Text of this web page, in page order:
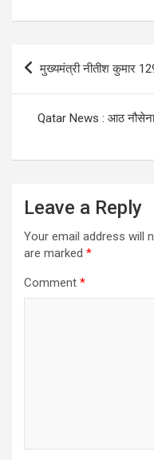
Post
navigation
मुख्यमंत्री नीतीश कुमार
Qatar News : आठ नौसेना
Leave a Reply
Your email address will
are marked *
Comment *